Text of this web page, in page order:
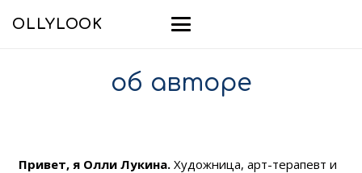
OLLYLOOK
об авторе
Привет, я Олли Лукина.Художница, арт-терапевт и